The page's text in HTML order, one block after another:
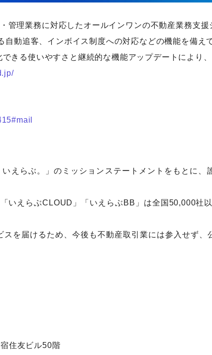
管理業務に対応したオールインワンの不動産業務支
動追客、インボイス制度への対応などの機能を備え
きる使いやすさと継続的な機能アップデートにより
えらぶ。」のミッションステートメントをもとに、
いえらぶCLOUD」「いえらぶBB」は全国50,000社
を届けるため、今後も不動産取引業には参入せず、
住友ビル50階